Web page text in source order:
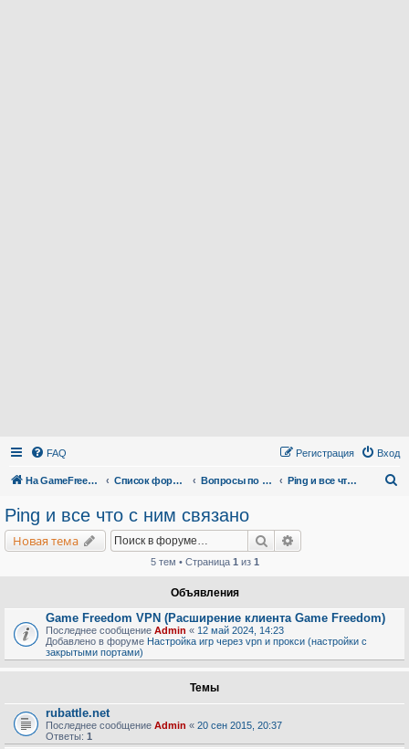
FAQ Вход
Регистрация
На GameFreedom.ru Список форумов Вопросы по сервису Ping и все что с ним связано
Ping и все что с ним связано
Новая тема Поиск
5 тем • Страница 1 из 1
Объявления
Game Freedom VPN (Расширение клиента Game Freedom)
Последнее сообщение Admin « 12 май 2024, 14:23
Добавлено в форуме Настройка игр через vpn и прокси (настройки с
закрытыми портами)
Темы
rubattle.net
Последнее сообщение Admin « 20 сен 2015, 20:37
Ответы: 1